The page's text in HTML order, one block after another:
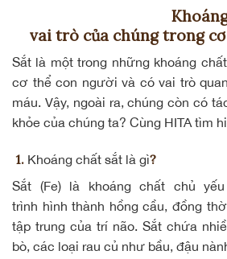
vai trò của chúng trong
Sắt là một trong những khoáng
cơ thể con người và có vai trò
máu. Vậy, ngoài ra, chúng còn có
khỏe của chúng ta? Cùng HITA tìm
1. Khoáng chất sắt là gì?
Sắt (Fe) là khoáng chất chủ
trình hình thành hồng cầu, đồng
tập trung của trí não. Sắt chứa
bò, các loại rau củ như bầu, đậu